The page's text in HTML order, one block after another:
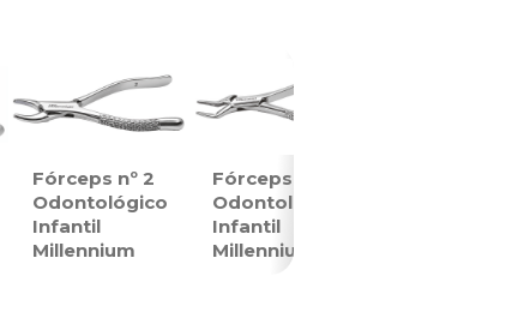
Fórceps nº 2
Odontológico
Infantil
Millennium
Fórceps nº 3
Odontológico
Infantil
Millennium